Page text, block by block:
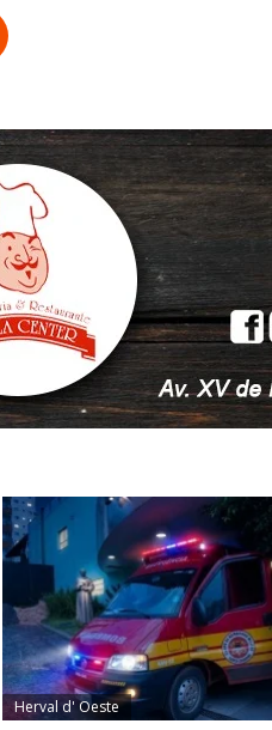
Herval d' Oeste